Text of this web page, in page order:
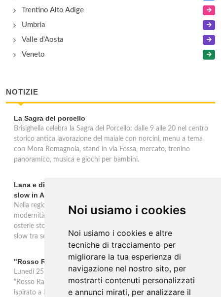
Noi usiamo i cookies
Noi usiamo i cookies e altre
tecniche di tracciamento per
migliorare la tua esperienza di
navigazione nel nostro sito, per
mostrarti contenuti personalizzati
e annunci mirati, per analizzare il
Trentino Alto Adige
Umbria
Valle d'Aosta
Veneto
NOTIZIE
La Sagra del porcello
Brisighella celebra la Sagra del Porcello: dalle 9 alle 20 nel centro
storico antica lavorazione del maiale con norcini, menu a tema
con Mora Romagnola, stand in via Fossa, mercato, trenino
panoramico, musica e giochi per bambini.
Lana e dintorni: Törggelen, vini d'eccellenza e vacanze
slow in Alto Adige
Nella regione di Lana in Alto Adige tradizione contadina e
modernità si fondono in un'esperienza autentica. Törggelen nelle
osterie storiche, vini da antiche tradizioni vitivinicole e vacanze
slow tra sentieri delle rogge e produttori locali.
"Rosso Rame" in scena a Collepasso il 25 agosto
Lunedì 25 agosto al Palazzo Baronale di Collepasso va in scena
"Rosso Rame", spettacolo di Mary Negro e Gabriele Polimeno
ispirato a Dario Fo e Franca Rame. Ingresso con prenotazione e